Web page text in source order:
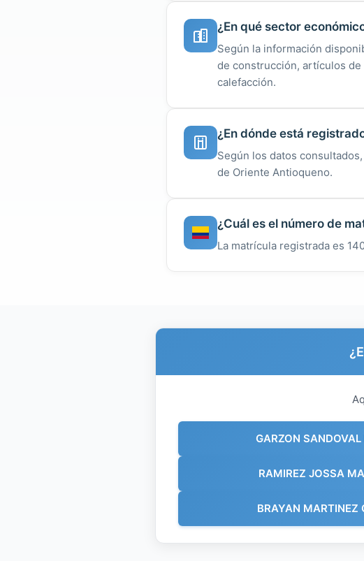
¿En qué sector
Según la información
de construcción, artículos
calefacción.
¿En dónde está
Según los datos
de Oriente Antioqueno.
¿Cuál es el número de
La matrícula registrada es
GARZON SANDOVAL
RAMIREZ JOSSA
BRAYAN MARTINEZ